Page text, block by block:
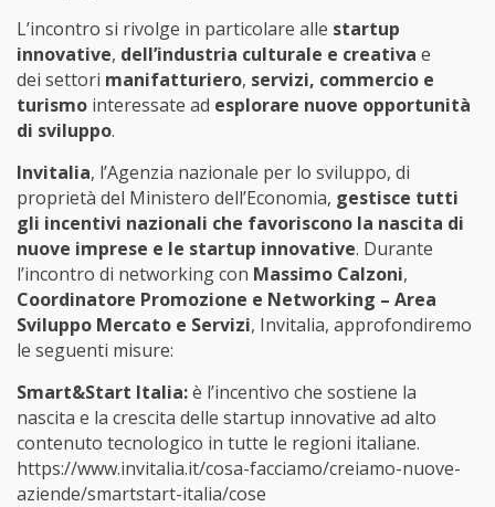
L’incontro si rivolge in particolare alle startup
innovative, dell’industria culturale e creativa e
dei settori manifatturiero, servizi, commercio e
turismo interessate ad esplorare nuove opportunità
di sviluppo.
Invitalia, l’Agenzia nazionale per lo sviluppo, di
proprietà del Ministero dell’Economia, gestisce tutti
gli incentivi nazionali che favoriscono la nascita di
nuove imprese e le startup innovative. Durante
l’incontro di networking con Massimo Calzoni,
Coordinatore Promozione e Networking – Area
Sviluppo Mercato e Servizi, Invitalia, approfondiremo
le seguenti misure:
Smart&Start Italia:è l’incentivo che sostiene la
nascita e la crescita delle startup innovative ad alto
contenuto tecnologico in tutte le regioni italiane.
https://www.invitalia.it/cosa-facciamo/creiamo-nuove-
aziende/smartstart-italia/cose